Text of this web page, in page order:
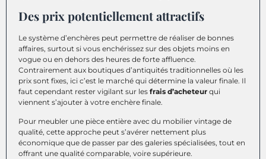
Des prix potentiellement attractifs
Le système d’enchères peut permettre de réaliser de bonnes
affaires, surtout si vous enchérissez sur des objets moins en
vogue ou en dehors des heures de forte affluence.
Contrairement aux boutiques d’antiquités traditionnelles où les
prix sont fixes, ici c’est le marché qui détermine la valeur finale. Il
faut cependant rester vigilant sur les frais d’acheteur qui
viennent s’ajouter à votre enchère finale.
Pour meubler une pièce entière avec du mobilier vintage de
qualité, cette approche peut s’avérer nettement plus
économique que de passer par des galeries spécialisées, tout en
offrant une qualité comparable, voire supérieure.